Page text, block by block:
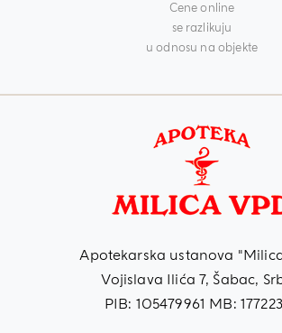
Cene online
se razlikuju
u odnosu na objekte
Apotekarska ustanova
Vojislava Ilića 7, Šabac,
PIB: 105479961 MB: